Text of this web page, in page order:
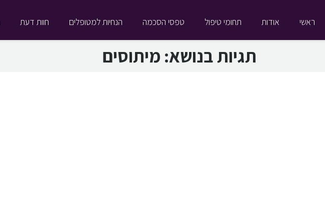
ראשי אודות תחומי טיפול טפסי הסכמה הנחיות למטופלים חוות דעת
תגיות בנושא: מיתוסים